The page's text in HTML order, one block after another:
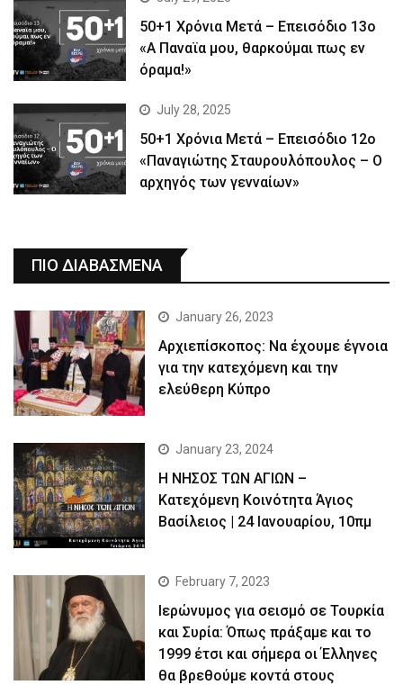
50+1 Χρόνια Μετά – Επεισόδιο 13ο
«Α Παναϊα μου, θαρκούμαι πως εν
όραμα!»
July 28, 2025
50+1 Χρόνια Μετά – Επεισόδιο 12ο
«Παναγιώτης Σταυρουλόπουλος – Ο
αρχηγός των γενναίων»
ΠΙΟ ΔΙΑΒΑΣΜΕΝΑ
January 26, 2023
Αρχιεπίσκοπος: Να έχουμε έγνοια
για την κατεχόμενη και την
ελεύθερη Κύπρο
January 23, 2024
Η ΝΗΣΟΣ ΤΩΝ ΑΓΙΩΝ –
Κατεχόμενη Κοινότητα Άγιος
Βασίλειος | 24 Ιανουαρίου, 10πμ
February 7, 2023
Ιερώνυμος για σεισμό σε Τουρκία
και Συρία: Όπως πράξαμε και το
1999 έτσι και σήμερα οι Έλληνες
θα βρεθούμε κοντά στους